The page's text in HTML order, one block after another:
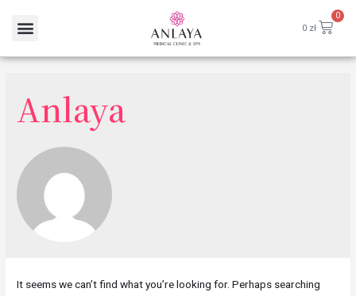
0 zł
0
Anlaya
It seems we can’t find what you’re looking for. Perhaps searching